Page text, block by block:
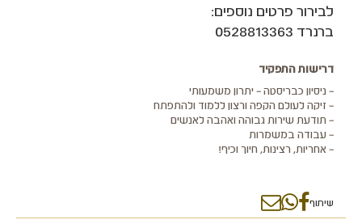
לבירור פרטים נוספים:
ברנרד 0528813363
דרישות התפקיד
– ניסיון כבריסטה – יתרון משמעותי
– זיקה לעולם הקפה ורצון ללמוד ולהתפתח
– תודעת שירות גבוהה ואהבה לאנשים
– עבודה במשמרות
– אחריות, רצינות, חיוך וכיף!
שיתוף